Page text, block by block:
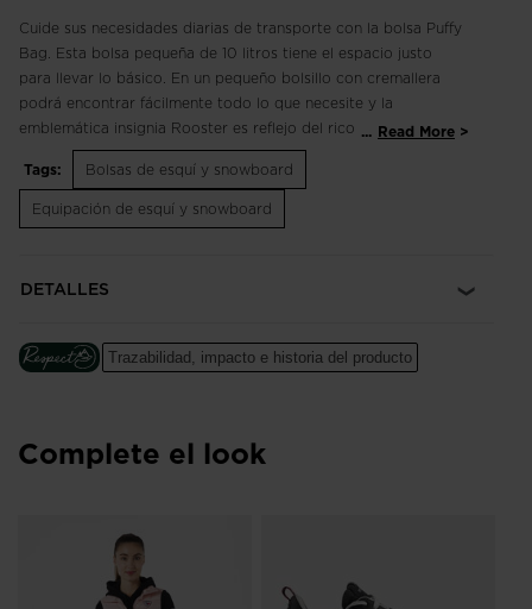
Cuide sus necesidades diarias de transporte con la bolsa Puffy
Bag. Esta bolsa pequeña de 10 litros tiene el espacio justo
para llevar lo básico. En un pequeño bolsillo con cremallera
podrá encontrar fácilmente todo lo que necesite y la
emblemática insignia Rooster es reflejo del rico legado alpino
de Rossignol.
... Read More
Tags:
Bolsas de esquí y snowboard
Equipación de esquí y snowboard
DETALLES
Trazabilidad, impacto e historia del producto
Complete el look